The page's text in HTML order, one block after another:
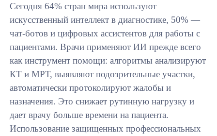
Сегодня 64% стран мира используют
искусственный интеллект в диагностике, 50% —
чат-ботов и цифровых ассистентов для работы с
пациентами. Врачи применяют ИИ прежде всего
как инструмент помощи: алгоритмы анализируют
КТ и МРТ, выявляют подозрительные участки,
автоматически протоколируют жалобы и
назначения. Это снижает рутинную нагрузку и
дает врачу больше времени на пациента.
Использование защищенных профессиональных